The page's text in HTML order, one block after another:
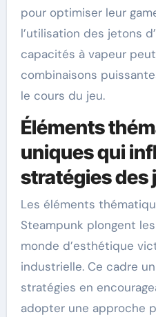
pour optimiser leur
l’utilisation des jetons
capacités à vapeur
combinaisons
le cours du jeu.
Éléments
uniques qui
stratégies des
Les éléments
Steampunk plongent
monde d’esthétique
industrielle. Ce cadre
stratégies en
adopter une approche